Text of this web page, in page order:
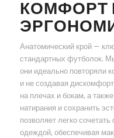
КОМФОРТ
Анатомический крой —
стандартных футболок.
они идеально повторяли
и не создавая
на плечах и бокам, а
натирания и сохранить
позволяет легко
одеждой, обеспечивая